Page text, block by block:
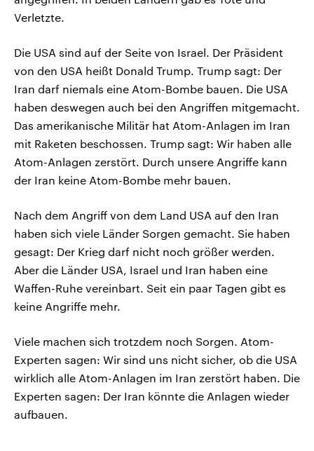
Verletzte.
Die USA sind auf der Seite von Israel. Der Präsident
von den USA heißt Donald Trump. Trump sagt: Der
Iran darf niemals eine Atom-Bombe bauen. Die USA
haben deswegen auch bei den Angriffen mitgemacht.
Das amerikanische Militär hat Atom-Anlagen im Iran
mit Raketen beschossen. Trump sagt: Wir haben alle
Atom-Anlagen zerstört. Durch unsere Angriffe kann
der Iran keine Atom-Bombe mehr bauen.
Nach dem Angriff von dem Land USA auf den Iran
haben sich viele Länder Sorgen gemacht. Sie haben
gesagt: Der Krieg darf nicht noch größer werden.
Aber die Länder USA, Israel und Iran haben eine
Waffen-Ruhe vereinbart. Seit ein paar Tagen gibt es
keine Angriffe mehr.
Viele machen sich trotzdem noch Sorgen. Atom-
Experten sagen: Wir sind uns nicht sicher, ob die USA
wirklich alle Atom-Anlagen im Iran zerstört haben. Die
Experten sagen: Der Iran könnte die Anlagen wieder
aufbauen.